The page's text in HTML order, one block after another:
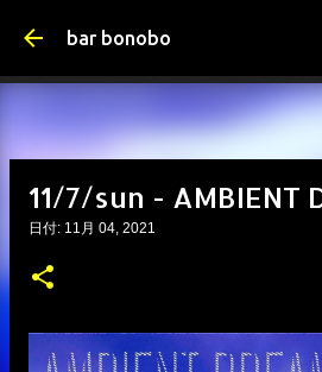
スキップしてメイン コン
bar bonobo
11/7/sun - AMBIENT
日付: 11月 04, 2021